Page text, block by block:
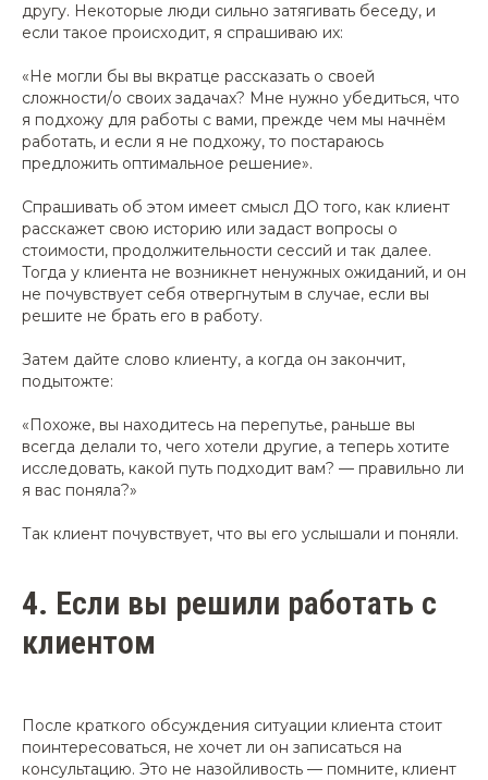
другу. Некоторые люди сильно затягивать беседу, и
если такое происходит, я спрашиваю их:
«Не могли бы вы вкратце рассказать о своей
сложности/о своих задачах? Мне нужно убедиться, что
я подхожу для работы с вами, прежде чем мы начнём
работать, и если я не подхожу, то постараюсь
предложить оптимальное решение».
Спрашивать об этом имеет смысл ДО того, как клиент
расскажет свою историю или задаст вопросы о
стоимости, продолжительности сессий и так далее.
Тогда у клиента не возникнет ненужных ожиданий, и он
не почувствует себя отвергнутым в случае, если вы
решите не брать его в работу.
Затем дайте слово клиенту, а когда он закончит,
подытожте:
«Похоже, вы находитесь на перепутье, раньше вы
всегда делали то, чего хотели другие, а теперь хотите
исследовать, какой путь подходит вам? — правильно ли
я вас поняла?»
Так клиент почувствует, что вы его услышали и поняли.
4. Если вы решили работать с
клиентом
После краткого обсуждения ситуации клиента стоит
поинтересоваться, не хочет ли он записаться на
консультацию. Это не назойливость — помните, клиент